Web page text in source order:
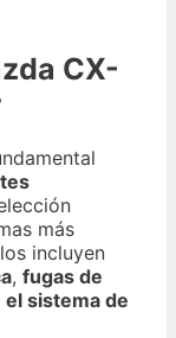
CX-
más
incluyen
, fugas de
sistema de